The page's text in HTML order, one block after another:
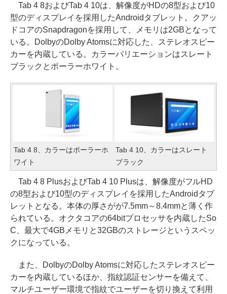
Tab 4 8およびTab 4 10は、解像度がHDの8型および10
型のディスプレイを採用したAndroidタブレット。クアッ
ドコアのSnapdragonを採用して、メモリは2GBとなって
いる。DolbyのDolby Atomsに対応した、ステレオスピー
カーを内蔵している。カラーバリエーションはスレート
ブラックとポーラーホワイト。
Tab 4 8、カラーはポーラーホ
ワイト
Tab 4 10、カラーはスレート
ブラック
Tab 4 8 PlusおよびTab 4 10 Plusは、解像度がフルHD
の8型および10型のディスプレイを採用したAndroidタブ
レットとなる。本体の厚さがが7.5mm～8.4mmと薄く作
られている。オクタコアの64bitプロセッサを内蔵したSo
C、最大で4GBメモリと32GBのストレージというスペッ
クになっている。
また、DolbyのDolby Atomsに対応したステレオスピー
カーを内蔵しているほか、指紋認証センサーを備えて、
マルチユーザー環境で指紋でユーザーを切り換えて利用